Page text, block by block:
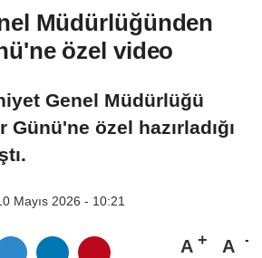
Müdürlüğünden
özel video
Genel Müdürlüğü
Günü'ne özel hazırladığı
Mayıs 2026 - 10:21
A A